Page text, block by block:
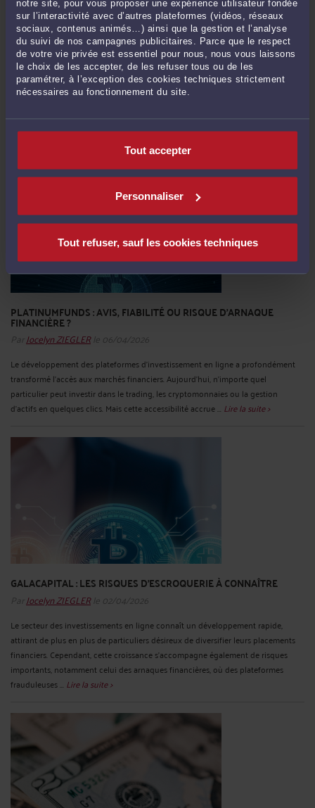
notre site, pour vous proposer une expérience utilisateur fondée
sur l’interactivité avec d’autres plateformes (vidéos, réseaux
sociaux, contenus animés…) ainsi que la gestion et l’analyse
du suivi de nos campagnes publicitaires. Parce que le respect
de votre vie privée est essentiel pour nous, nous vous laissons
le choix de les accepter, de les refuser tous ou de les
paramétrer, à l’exception des cookies techniques strictement
nécessaires au fonctionnement du site.
Tout accepter
Personnaliser
Tout refuser, sauf les cookies techniques
FINSTPAYCRYPTOFR : FAUT-IL SE MÉFIER ? ANALYSE DES AVIS ET
DES RISQUES
Par Jocelyn ZIEGLERle 06/04/2026
L’univers des cryptomonnaies attire aujourd’hui un public toujours plus large,
élevés. Toutefois, derrière cette accessibilité apparente se cache une réalité plus
complexe : une explosion ...Lire la suite >
PLATINUMFUNDS : AVIS, FIABILITÉ OU RISQUE D’ARNAQUE
FINANCIÈRE ?
Par Jocelyn ZIEGLERle 06/04/2026
Le développement des plateformes d’investissement en ligne a profondément
transformé l’accès aux marchés financiers. Aujourd’hui, n’importe quel
particulier peut investir dans le trading, les cryptomonnaies ou la gestion
d’actifs en quelques clics. Mais cette accessibilité accrue ... Lire la suite >
GALACAPITAL : LES RISQUES D'ESCROQUERIE À CONNAÎTRE
Par Jocelyn ZIEGLERle 02/04/2026
Le secteur des investissements en ligne connaît un développement rapide,
attirant de plus en plus de particuliers désireux de diversifier leurs placements
financiers. Cependant, cette croissance s'accompagne également de risques
importants, notamment celui des arnaques financières, où des plateformes
frauduleuses ... Lire la suite >